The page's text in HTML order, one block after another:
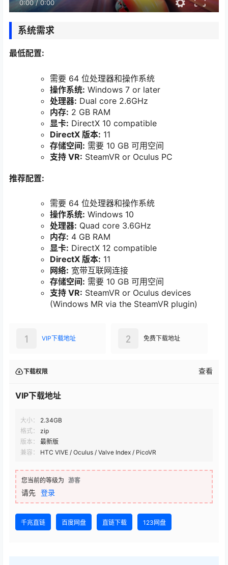
0:00/0:00
系统需求
最低配置:
需要 64 位处理器和操作系统
操作系统: Windows 7 or later
处理器: Dual core 2.6GHz
内存: 2 GB RAM
显卡: DirectX 10 compatible
DirectX 版本: 11
存储空间: 需要 10 GB 可用空间
支持 VR: SteamVR or Oculus PC
推荐配置:
需要 64 位处理器和操作系统
操作系统: Windows 10
处理器: Quad core 3.6GHz
内存: 4 GB RAM
显卡: DirectX 12 compatible
DirectX 版本: 11
网络: 宽带互联网连接
存储空间: 需要 10 GB 可用空间
支持 VR: SteamVR or Oculus devices
(Windows MR via the SteamVR plugin)
VIP下载地址
1 免费下载地址
2
下载权限 查看
VIP下载地址
大小：
2.34GB
格式：
zip
版本：
最新版
兼容：
HTC VIVE / Oculus / Valve Index / PicoVR
您当前的等级为 游客
请先 登录
千兆直链 百度网盘 直链下载 123网盘